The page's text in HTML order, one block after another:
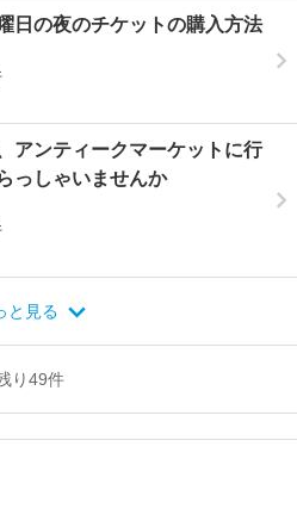
の夜のチケットの購入方法
アンティークマーケットに行
っしゃいませんか
と見る
り49件